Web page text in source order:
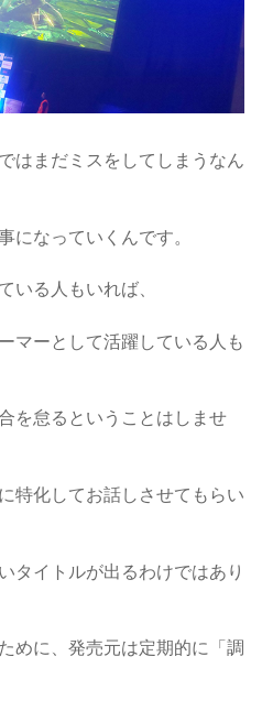
はまだミスをしてしまうなん
になっていくんです。
いる人もいれば、
マーとして活躍している人も
を怠るということはしませ
特化してお話しさせてもらい
タイトルが出るわけではあり
めに、発売元は定期的に「調